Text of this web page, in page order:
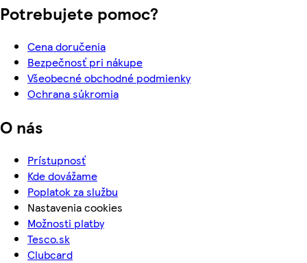
Potrebujete pomoc?
Cena doručenia
Bezpečnosť pri nákupe
Všeobecné obchodné podmienky
Ochrana súkromia
O nás
Prístupnosť
Kde dovážame
Poplatok za službu
Nastavenia cookies
Možnosti platby
Tesco.sk
Clubcard